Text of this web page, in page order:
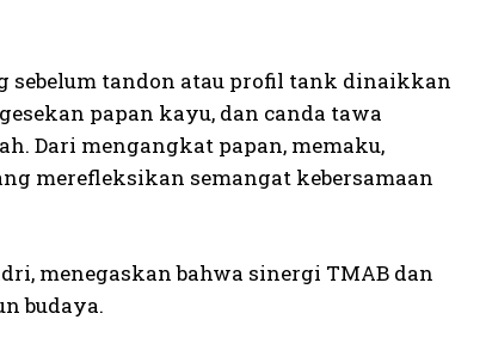
sebelum tandon atau profil tank dinaikkan
papan kayu, dan canda tawa
Dari mengangkat papan, memaku,
merefleksikan semangat kebersamaan
menegaskan bahwa sinergi TMAB dan
budaya.